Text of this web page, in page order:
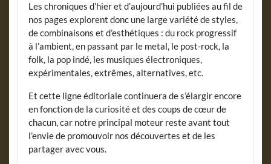
Les chroniques d’hier et d’aujourd’hui publiées au fil de
nos pages explorent donc une large variété de styles,
de combinaisons et d’esthétiques : du rock progressif
à l’ambient, en passant par le metal, le post-rock, la
folk, la pop indé, les musiques électroniques,
expérimentales, extrêmes, alternatives, etc.
Et cette ligne éditoriale continuera de s’élargir encore
en fonction de la curiosité et des coups de cœur de
chacun, car notre principal moteur reste avant tout
l’envie de promouvoir nos découvertes et de les
partager avec vous.